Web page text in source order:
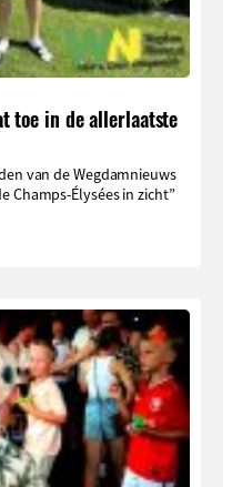
toe in de allerlaatste
van de Wegdamnieuws
Champs-Élysées in zicht”